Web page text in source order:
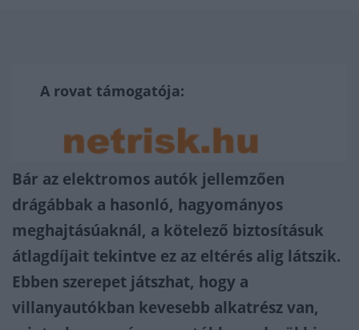
A rovat támogatója:
Bár az elektromos autók jellemzően
drágábbak a hasonló, hagyományos
meghajtásúaknál, a kötelező biztosításuk
átlagdíjait tekintve ez az eltérés alig látszik.
Ebben szerepet játszhat, hogy a
villanyautókban kevesebb alkatrész van,